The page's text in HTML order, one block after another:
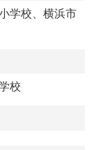
学校、横浜市
校